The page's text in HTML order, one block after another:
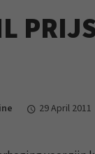
29 April 2011